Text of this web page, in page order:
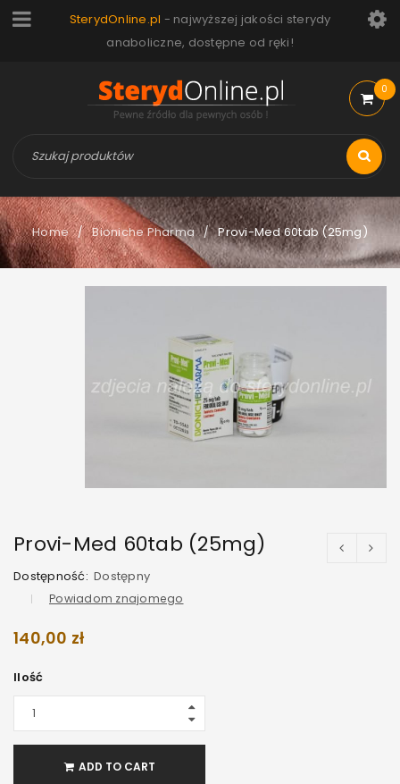
SterydOnline.pl - najwyższej jakości sterydy
anaboliczne, dostępne od ręki!
0
Home / Bioniche Pharma / Provi-Med 60tab (25mg)
Provi-Med 60tab (25mg)
Dostępność: Dostępny
Powiadom znajomego
140,00 zł
Ilość
ADD TO CART